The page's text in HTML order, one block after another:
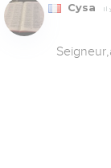
Cysa Il